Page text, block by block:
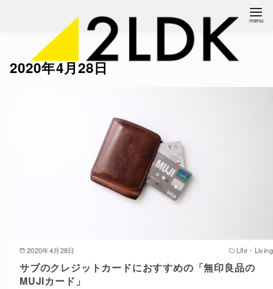
2020年4月28日
2020年4月28日 Life・Living
サブのクレジットカードにおすすめの「無印良品の
MUJIカード」